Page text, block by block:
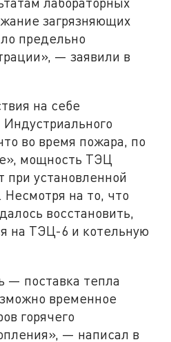
загрязняющих
предельно
— заявили в
на себе
во время пожара, по
мощность ТЭЦ
установленной
на то, что
восстановить,
на ТЭЦ-6 и котельную
— поставка тепла
временное
горячего
— написал в